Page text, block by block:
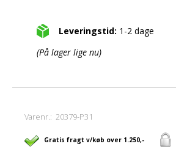
Leveringstid: 1-2 dage
(På lager lige nu)
Varenr.:20379-P31
Gratis fragt v/køb over 1.250,-